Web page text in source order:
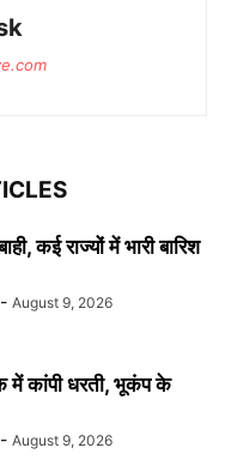
कई राज्यों में भारी बारिश
- August 9, 2026
में कांपी धरती, भूकंप के
- August 9, 2026